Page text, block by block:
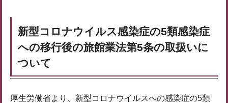
新型コロナウイルス感染症の5類感染症
への移行後の旅館業法第5条の取扱いに
ついて
厚生労働省より、新型コロナウイルスへの感染症の5類